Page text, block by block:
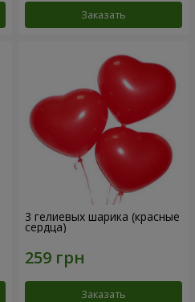
Заказать
3 гелиевых шарика (красные
сердца)
Заказать